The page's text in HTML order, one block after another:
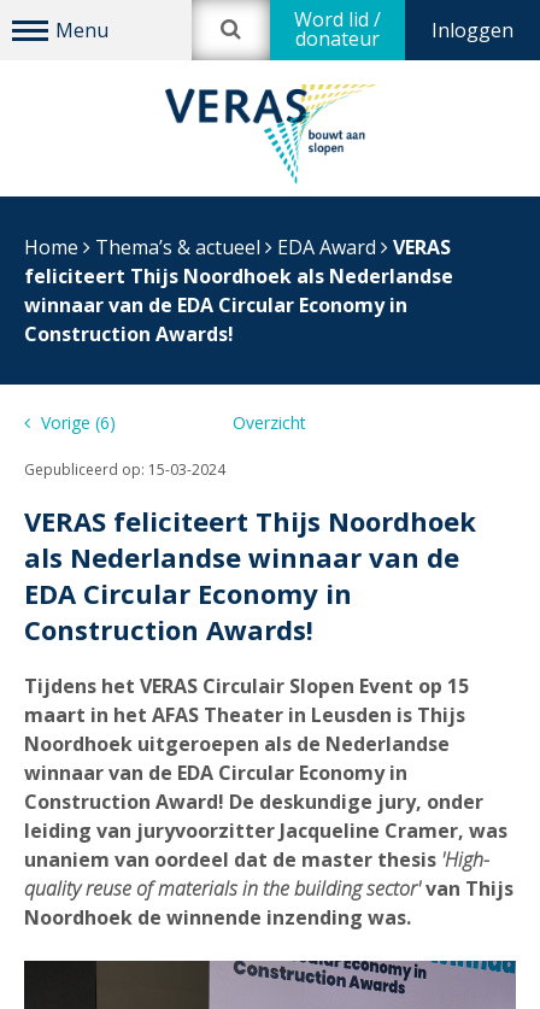
Inloggen
Word lid /
donateur
Home Thema’s & actueel EDA Award
VERAS
feliciteert Thijs Noordhoek als Nederlandse
winnaar van de EDA Circular Economy in
Construction Awards!
Vorige (6) Overzicht
Gepubliceerd op: 15-03-2024
VERAS feliciteert Thijs Noordhoek
als Nederlandse winnaar van de
EDA Circular Economy in
Construction Awards!
Tijdens het VERAS Circulair Slopen Event op 15
maart in het AFAS Theater in Leusden is Thijs
Noordhoek uitgeroepen als de Nederlandse
winnaar van de EDA Circular Economy in
Construction Award! De deskundige jury, onder
leiding van juryvoorzitter Jacqueline Cramer, was
unaniem van oordeel dat de master thesis 'High-
quality reuse of materials in the building sector'van Thijs
Noordhoek de winnende inzending was.